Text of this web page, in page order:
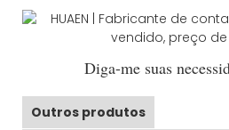
Diga-me suas
Outros produtos